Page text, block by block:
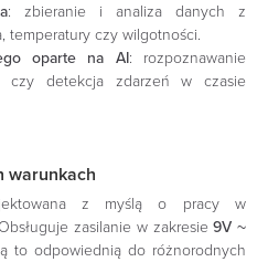
: zbieranie i analiza danych z
temperatury czy wilgotności.​
oparte na AI: rozpoznawanie
czy detekcja zdarzeń w czasie
warunkach
z myślą o pracy w
zasilanie w zakresie9V ~
to odpowiednią do różnorodnych